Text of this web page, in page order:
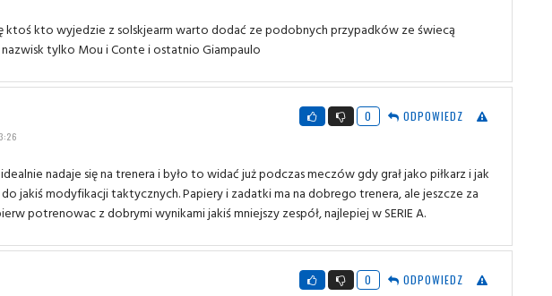
ktoś kto wyjedzie z solskjearm warto dodać ze podobnych przypadków ze świecą
tylko Mou i Conte i ostatnio Giampaulo
0 ODPOWIEDZ
nadaje się na trenera i było to widać już podczas meczów gdy grał jako piłkarz i jak
jakiś modyfikacji taktycznych. Papiery i zadatki ma na dobrego trenera, ale jeszcze za
potrenowac z dobrymi wynikami jakiś mniejszy zespół, najlepiej w SERIE A.
0 ODPOWIEDZ